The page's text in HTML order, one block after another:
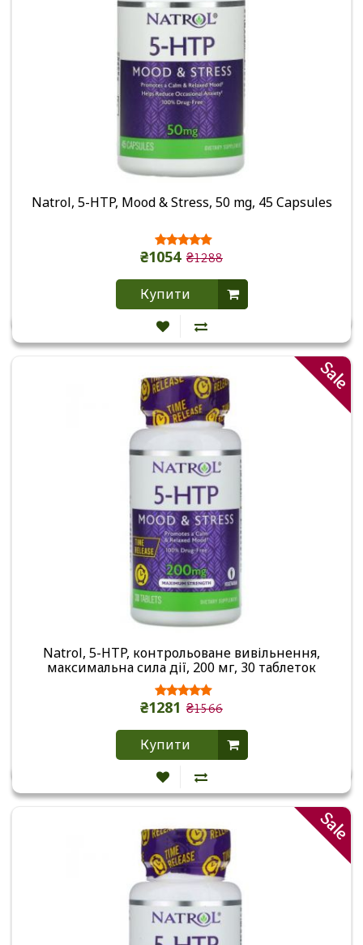
Natrol, 5-HTP, Mood & Stress, 50 mg, 45 Capsules
₴1054 ₴1288
Купити
Sale
Natrol, 5-HTP, контрольоване вивільнення,
максимальна сила дії, 200 мг, 30 таблеток
₴1281 ₴1566
Купити
Sale